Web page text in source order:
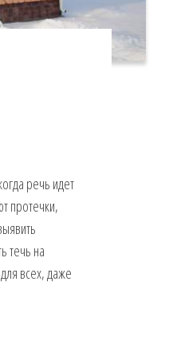
речь идет
протечки,
течь на
всех, даже